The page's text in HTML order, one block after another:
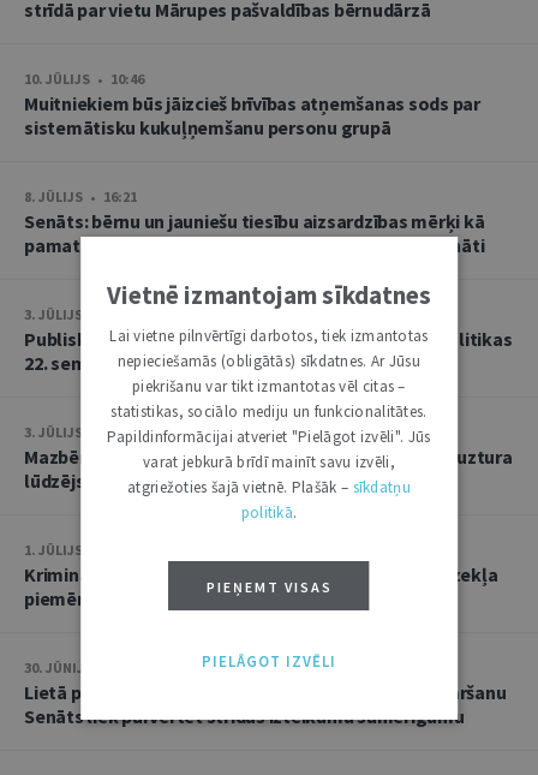
strīdā par vietu Mārupes pašvaldības bērnudārzā
10. JŪLIJS • 10:46
Muitniekiem būs jāizcieš brīvības atņemšanas sods par
sistemātisku kukuļņemšanu personu grupā
8. JŪLIJS • 16:21
Senāts: bērnu un jauniešu tiesību aizsardzības mērķi kā
pamatu atbrīvojumam no PVN nevar tulkot paplašināti
3. JŪLIJS • 18:23
Publisko tiesību institūta konstitucionālās tiesībpolitikas
22. seminārs
3. JŪLIJS • 14:45
Mazbērniem nav pienākuma uzturēt vecvecākus, ja uztura
lūdzējs nav par viņiem rūpējies
1. JŪLIJS • 17:38
Kriminālsoda un medicīniska rakstura piespiedu līdzekļa
piemērošana savstarpēji viens otru neizslēdz
30. JŪNIJS • 14:58
Lietā par namu pārvaldnieces goda un cieņas aizskaršanu
Senāts liek pārvērtēt strīdus izteikumu samērīgumu
Vietnē izmantojam sīkdatnes
Lai vietne pilnvērtīgi darbotos, tiek izmantotas
nepieciešamās (obligātās) sīkdatnes. Ar Jūsu
piekrišanu var tikt izmantotas vēl citas –
statistikas, sociālo mediju un funkcionalitātes.
Papildinformācijai atveriet "Pielāgot izvēli". Jūs
varat jebkurā brīdī mainīt savu izvēli,
atgriežoties šajā vietnē. Plašāk – sīkdatņu
politikā.
PIEŅEMT VISAS
PIELĀGOT IZVĒLI